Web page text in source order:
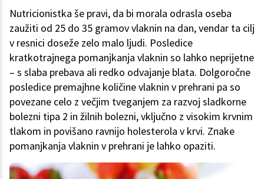
Nutricionistka še pravi, da bi morala odrasla oseba
zaužiti od 25 do 35 gramov vlaknin na dan, vendar ta cilj
v resnici doseže zelo malo ljudi. Posledice
kratkotrajnega pomanjkanja vlaknin so lahko neprijetne
– s slaba prebava ali redko odvajanje blata. Dolgoročne
posledice premajhne količine vlaknin v prehrani pa so
povezane celo z večjim tveganjem za razvoj sladkorne
bolezni tipa 2 in žilnih bolezni, vključno z visokim krvnim
tlakom in povišano ravnijo holesterola v krvi. Znake
pomanjkanja vlaknin v prehrani je lahko opaziti.